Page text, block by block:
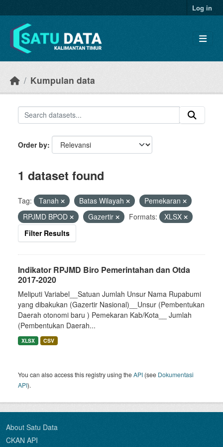
Log in
Kumpulan data
Order by
1 dataset found
Tag: Tanah Batas Wilayah
Pemekaran
RPJMD BPOD
Gazertir Formats:
XLSX
Filter Results
Indikator RPJMD Biro Pemerintahan dan Otda
2017-2020
Meliputi Variabel__Satuan Jumlah Unsur Nama Rupabumi
yang dibakukan (Gazertir Nasional)__Unsur (Pembentukan
Daerah otonomi baru ) Pemekaran Kab/Kota__ Jumlah
(Pembentukan Daerah...
XLSX CSV
You can also access this registry using theAPI (see Dokumentasi
API).
About Satu Data
CKAN API